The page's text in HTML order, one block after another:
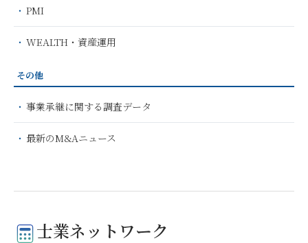
PMI
WEALTH・資産運用
その他
事業承継に関する調査データ
最新のM&Aニュース
士業ネットワーク